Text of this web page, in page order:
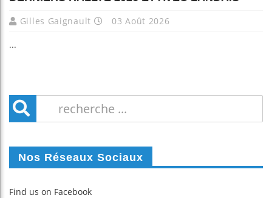
Gilles Gaignault 03 Août 2026
...
Nos Réseaux Sociaux
Find us on Facebook